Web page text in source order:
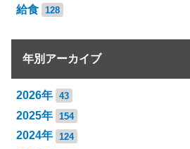
給食 128
年別アーカイブ
2026年 43
2025年 154
2024年 124